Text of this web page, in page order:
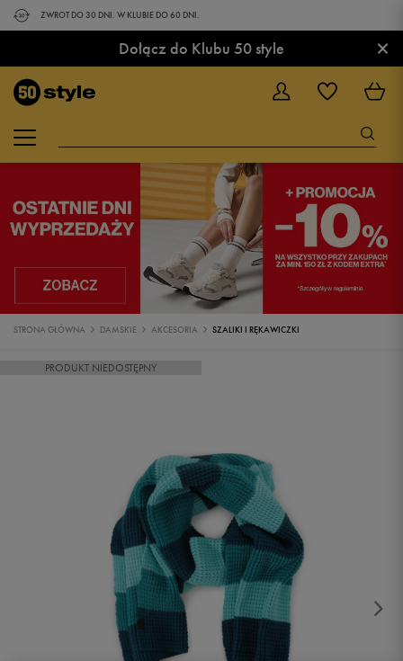
ZWROT DO 30 DNI. W KLUBIE DO 60 DNI.
Dołącz do Klubu 50 style ×
STRONA GŁÓWNA DAMSKIE AKCESORIA SZALIKI I RĘKAWICZKI
PRODUKT NIEDOSTĘPNY